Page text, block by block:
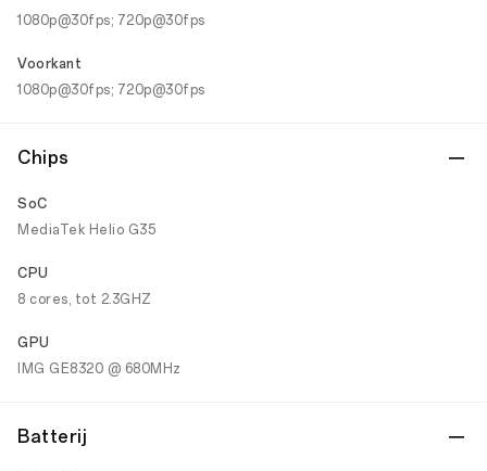
1080p@30fps; 720p@30fps
Voorkant
1080p@30fps; 720p@30fps
Chips
SoC
MediaTek Helio G35
CPU
8 cores, tot 2.3GHZ
GPU
IMG GE8320 @ 680MHz
Batterij